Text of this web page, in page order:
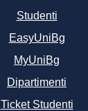
Studenti
EasyUniBg
MyUniBg
Dipartimenti
Ticket Studenti